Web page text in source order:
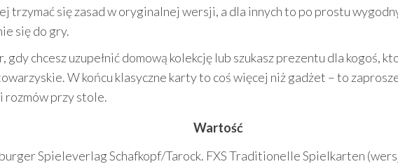
trzymać się zasad w oryginalnej wersji, a dla innych to po prostu
się do gry.
gdy chcesz uzupełnić domową kolekcję lub szukasz prezentu dla kogoś,
W końcu klasyczne karty to coś więcej niż gadżet – to
przy stole.
Wartość
Spieleverlag Schafkopf/Tarock. FXS Traditionelle Spielkarten